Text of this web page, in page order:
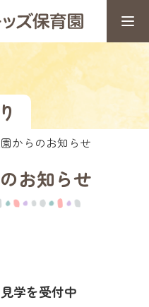
からのお知らせ
お知らせ
学を受付中